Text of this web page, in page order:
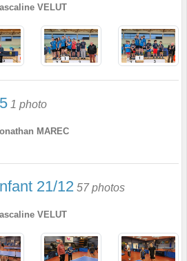
VELUT
1 photo
MAREC
21/12 57 photos
VELUT